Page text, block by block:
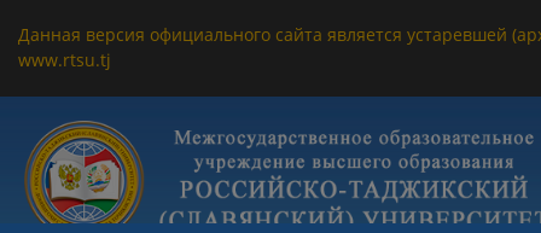
Данная версия официального сайта является устаревшей
www.rtsu.tj